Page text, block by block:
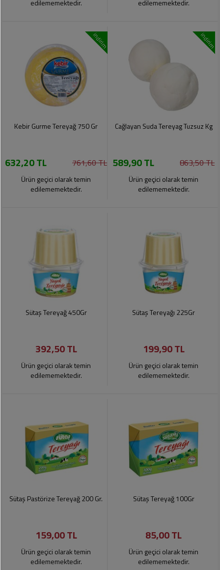
edilememektedir. edilememektedir.
indirim
Kebir Gurme Tereyağ 750 Gr
632,20 TL 761,60 TL
Ürün geçici olarak temin
edilememektedir.
indirim
Cağlayan Suda Tereyag Tuzsuz Kg
589,90 TL 863,50 TL
Ürün geçici olarak temin
edilememektedir.
Sütaş Tereyağ 450Gr
392,50 TL
Ürün geçici olarak temin
edilememektedir.
Sütaş Tereyağı 225Gr
199,90 TL
Ürün geçici olarak temin
edilememektedir.
Sütaş Pastörize Tereyağ 200 Gr.
159,00 TL
Ürün geçici olarak temin
edilememektedir.
Sütaş Tereyağ 100Gr
85,00 TL
Ürün geçici olarak temin
edilememektedir.